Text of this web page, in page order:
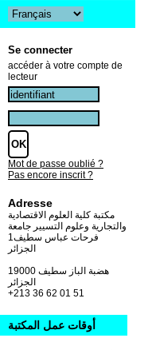
Se connecter
accéder à votre compte de
lecteur
Mot de passe oublié ?
Pas encore inscrit ?
Adresse
مكتبة كلية العلوم الاقتصادية
والتجارية وعلوم التسيير جامعة
فرحات عباس سطيف1
الجزائر
19000 هضبة الباز سطيف
+213 36 62 01 51
أوقات عمل المكتبة